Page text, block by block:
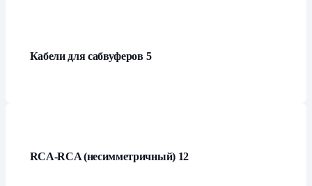
Кабели для сабвуферов 5
RCA-RCA (несимметричный) 12